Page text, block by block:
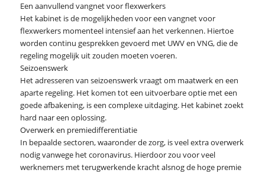
Een aanvullend vangnet voor flexwerkers
Het kabinet is de mogelijkheden voor een vangnet voor
flexwerkers momenteel intensief aan het verkennen. Hiertoe
worden continu gesprekken gevoerd met UWV en VNG, die de
regeling mogelijk uit zouden moeten voeren.
Seizoenswerk
Het adresseren van seizoenswerk vraagt om maatwerk en een
aparte regeling. Het komen tot een uitvoerbare optie met een
goede afbakening, is een complexe uitdaging. Het kabinet zoekt
hard naar een oplossing.
Overwerk en premiedifferentiatie
In bepaalde sectoren, waaronder de zorg, is veel extra overwerk
nodig vanwege het coronavirus. Hierdoor zou voor veel
werknemers met terugwerkende kracht alsnog de hoge premie